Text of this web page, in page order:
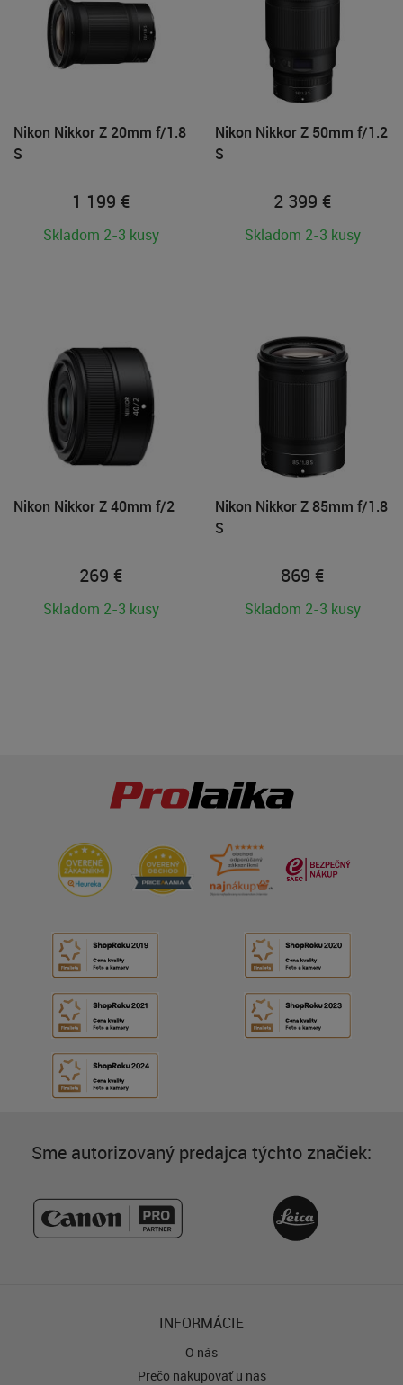
Nikon Nikkor Z 20mm f/1.8
S
1 199 €
Skladom 2-3 kusy
Nikon Nikkor Z 50mm f/1.2
S
2 399 €
Skladom 2-3 kusy
Nikon Nikkor Z 40mm f/2
269 €
Skladom 2-3 kusy
Nikon Nikkor Z 85mm f/1.8
S
869 €
Skladom 2-3 kusy
Sme autorizovaný predajca týchto značiek:
INFORMÁCIE
O nás
Prečo nakupovať u nás